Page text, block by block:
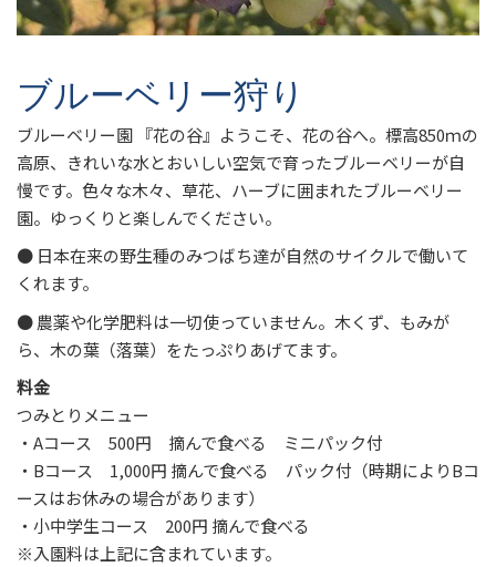
ブルーベリー狩り
ブルーベリー園 『花の谷』ようこそ、花の谷へ。標高850ｍの
高原、きれいな水とおいしい空気で育ったブルーベリーが自
慢です。色々な木々、草花、ハーブに囲まれたブルーベリー
園。ゆっくりと楽しんでください。
● 日本在来の野生種のみつばち達が自然のサイクルで働いて
くれます。
● 農薬や化学肥料は一切使っていません。木くず、もみが
ら、木の葉（落葉）をたっぷりあげてます。
料金
つみとりメニュー
・Aコース 500円 摘んで食べる ミニパック付
・Bコース 1,000円 摘んで食べる パック付（時期によりBコ
ースはお休みの場合があります）
・小中学生コース 200円 摘んで食べる
※入園料は上記に含まれています。